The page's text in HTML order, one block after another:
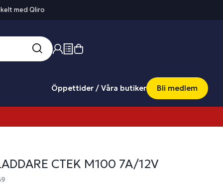
med Qliro
Öppettider / Våra butiker Bli medlem
CTEK M100 7A/12V